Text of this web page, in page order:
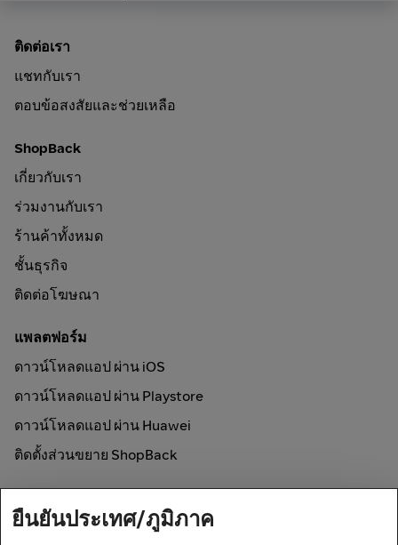
ติดต่อเรา
แชทกับเรา
ตอบข้อสงสัยและช่วยเหลือ
ShopBack
เกี่ยวกับเรา
ร่วมงานกับเรา
ร้านค้าทั้งหมด
ชั้นธุรกิจ
ติดต่อโฆษณา
แพลตฟอร์ม
ดาวน์โหลดแอป ผ่าน iOS
ดาวน์โหลดแอป ผ่าน Playstore
ดาวน์โหลดแอป ผ่าน Huawei
ติดตั้งส่วนขยาย ShopBack
ช้อปออนไลน์และรับเงินคืน
ยืนยันประเทศ/ภูมิภาค